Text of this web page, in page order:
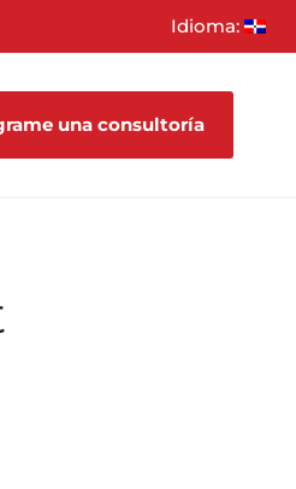
Idioma:
una consultoría